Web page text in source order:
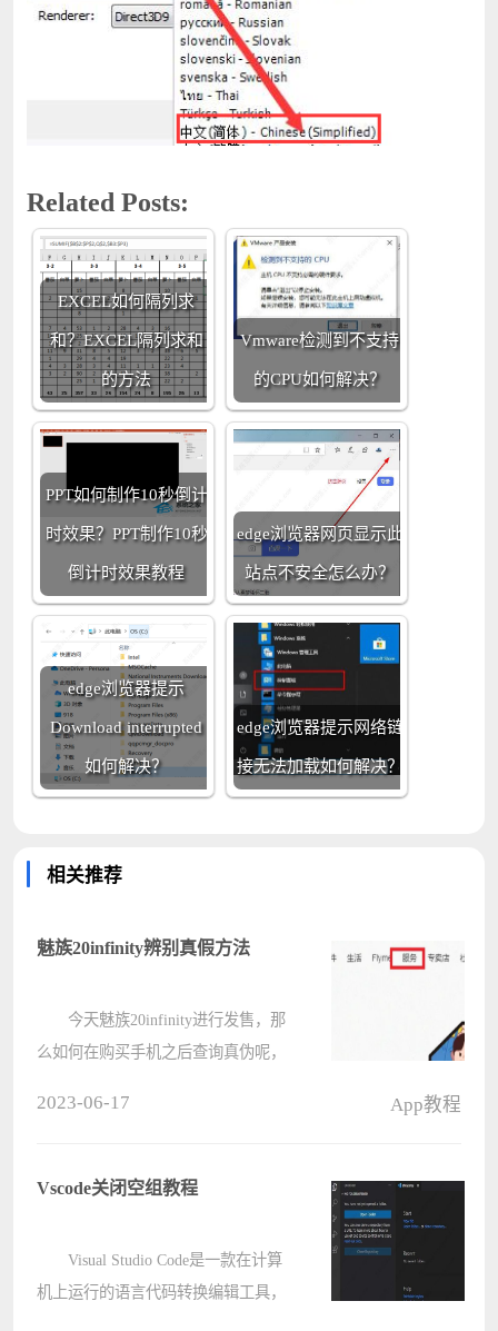
Related Posts:
EXCEL如何隔列求
和？EXCEL隔列求和
的方法
Vmware检测到不支持
的CPU如何解决？
PPT如何制作10秒倒计
时效果？PPT制作10秒
倒计时效果教程
edge浏览器网页显示此
站点不安全怎么办？
edge浏览器提示
Download interrupted
如何解决？
edge浏览器提示网络链
接无法加载如何解决？
相关推荐
魅族20infinity辨别真假方法
今天魅族20infinity进行发售，那
么如何在购买手机之后查询真伪呢，
20infinity辨别真假方法： 1、
2023-06-17 App教程
Vscode关闭空组教程
Visual Studio Code是一款在计算
机上运行的语言代码转换编辑工具，